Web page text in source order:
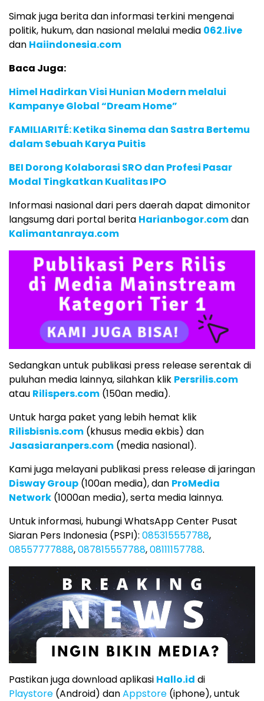
Simak juga berita dan informasi terkini mengenai
politik, hukum, dan nasional melalui media 062.live
dan Haiindonesia.com
Baca Juga:
Himel Hadirkan Visi Hunian Modern melalui
Kampanye Global “Dream Home”
FAMILIARITÉ: Ketika Sinema dan Sastra Bertemu
dalam Sebuah Karya Puitis
BEI Dorong Kolaborasi SRO dan Profesi Pasar
Modal Tingkatkan Kualitas IPO
Informasi nasional dari pers daerah dapat dimonitor
langsumg dari portal berita Harianbogor.comdan
Kalimantanraya.com
Sedangkan untuk publikasi press release serentak di
puluhan media lainnya, silahkan klik Persrilis.com
atau Rilispers.com (150an media).
Untuk harga paket yang lebih hemat klik
Rilisbisnis.com (khusus media ekbis) dan
Jasasiaranpers.com (media nasional).
Kami juga melayani publikasi press release di jaringan
Disway Group (100an media), dan ProMedia
Network (1000an media), serta media lainnya.
Untuk informasi, hubungi WhatsApp Center Pusat
Siaran Pers Indonesia (PSPI): 085315557788,
08557777888,087815557788,08111157788.
Pastikan juga download aplikasi Hallo.id di
Playstore (Android) danAppstore (iphone), untuk